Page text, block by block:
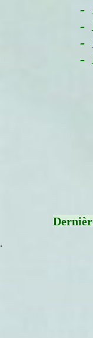
-
-
-
-
.